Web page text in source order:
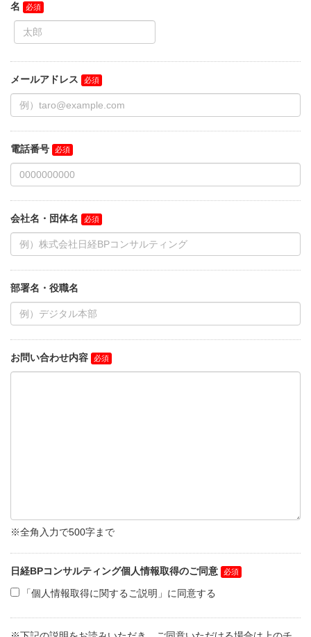
名
メールアドレス
電話番号
会社名・団体名
部署名・役職名
お問い合わせ内容
※全角入力で500字まで
日経BPコンサルティング個人情報取得のご同意
「個人情報取得に関するご説明」に同意する